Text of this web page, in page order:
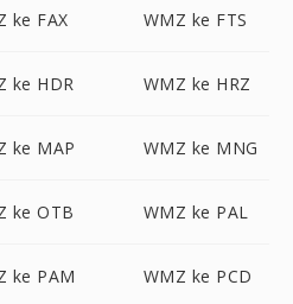
ke FAX WMZ ke FTS
ke HDR WMZ ke HRZ
ke MAP WMZ ke MNG
ke OTB WMZ ke PAL
ke PAM WMZ ke PCD